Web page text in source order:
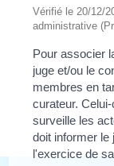
Vérifié le 20/12/
administrative
Pour associer
juge et/ou le
membres en
curateur.
surveille les
doit informer le
l'exercice de